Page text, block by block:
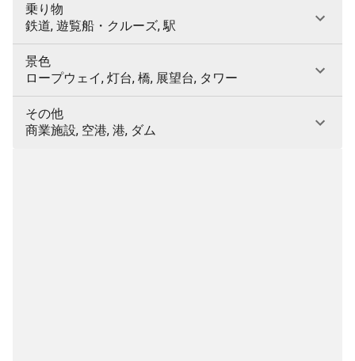
乗り物
鉄道, 遊覧船・クルーズ, 駅
景色
ロープウェイ, 灯台, 橋, 展望台, タワー
その他
商業施設, 空港, 港, ダム